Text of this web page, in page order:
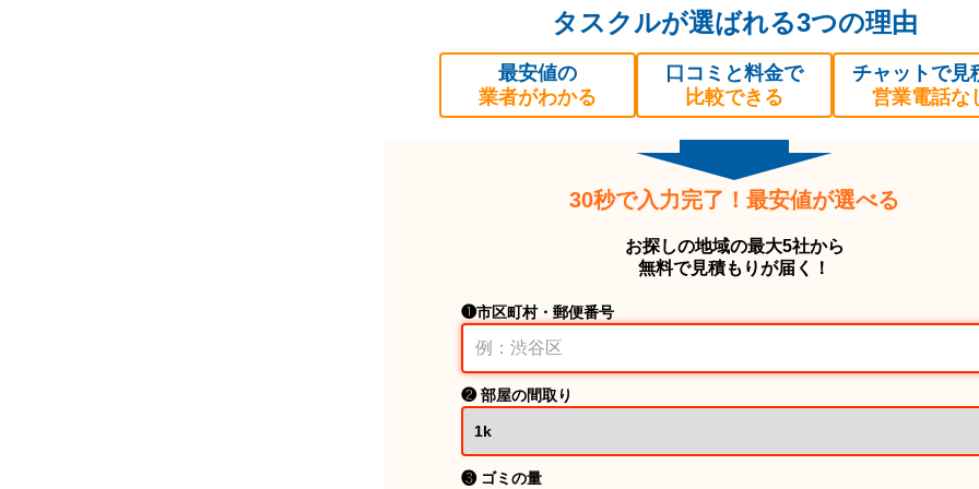
タスクルが選ばれる3つの理由
最安値の
業者がわかる
口コミと料金で
比較できる
チャットで見
営業電話な
30秒で入力完了！最安値が選べる
お探しの地域の最大5社から
無料で見積もりが届く！
❶市区町村・郵便番号
❷ 部屋の間取り
❸ ゴミの量